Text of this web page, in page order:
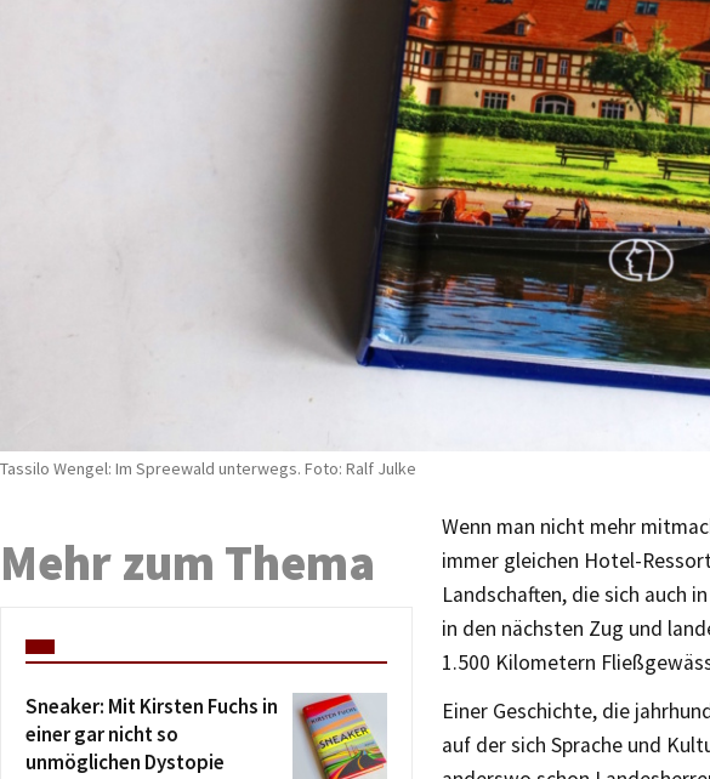
Tassilo Wengel: Im Spreewald unterwegs. Foto: Ralf Julke
Wenn man nicht mehr
immer gleichen Hotel-
Landschaften, die sich auch
in den nächsten Zug und
1.500 Kilometern
Einer Geschichte, die
auf der sich Sprache und
Mehr zum Thema
Sneaker: Mit Kirsten Fuchs in
einer gar nicht so
unmöglichen Dystopie